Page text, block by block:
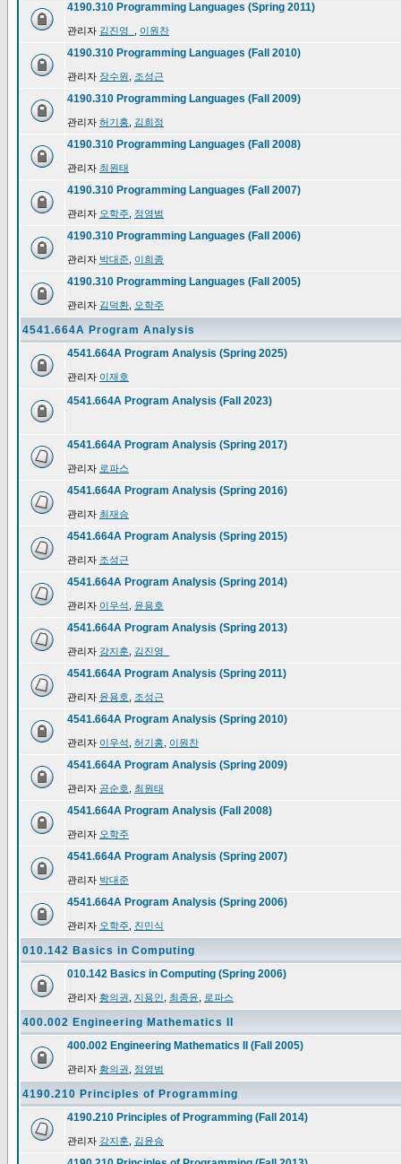
4190.310 Programming Languages (Spring 2011)
관리자 김진영_ 이원찬
4190.310 Programming Languages (Fall 2010)
관리자 장수원 조성근
4190.310 Programming Languages (Fall 2009)
관리자 허기홍 김희정
4190.310 Programming Languages (Fall 2008)
관리자 최원태
4190.310 Programming Languages (Fall 2007)
관리자 오학주 정영범
4190.310 Programming Languages (Fall 2006)
관리자 박대준 이희종
4190.310 Programming Languages (Fall 2005)
관리자 김덕환 오학주
4541.664A Program Analysis
4541.664A Program Analysis (Spring 2025)
관리자 이재호
4541.664A Program Analysis (Fall 2023)
4541.664A Program Analysis (Spring 2017)
관리자 로파스
4541.664A Program Analysis (Spring 2016)
관리자 최재승
4541.664A Program Analysis (Spring 2015)
관리자 조성근
4541.664A Program Analysis (Spring 2014)
관리자 이우석 윤용호
4541.664A Program Analysis (Spring 2013)
관리자 강지훈 김진영_
4541.664A Program Analysis (Spring 2011)
관리자 윤용호 조성근
4541.664A Program Analysis (Spring 2010)
관리자 이우석 허기홍 이원찬
4541.664A Program Analysis (Spring 2009)
관리자 공순호 최원태
4541.664A Program Analysis (Fall 2008)
관리자 오학주
4541.664A Program Analysis (Spring 2007)
관리자 박대준
4541.664A Program Analysis (Spring 2006)
관리자 오학주 진민식
010.142 Basics in Computing
010.142 Basics in Computing (Spring 2006)
관리자 황의권 지용인 최종윤 로파스
400.002 Engineering Mathematics II
400.002 Engineering Mathematics II (Fall 2005)
관리자 황의권 정영범
4190.210 Principles of Programming
4190.210 Principles of Programming (Fall 2014)
관리자 강지훈 김윤승